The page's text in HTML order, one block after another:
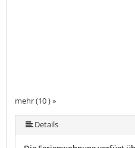
mehr (10 ) »
mehr (10 ) »
mehr (10 ) »
mehr (10 ) »
mehr (10 ) »
mehr (10 ) »
mehr (10 ) »
Details